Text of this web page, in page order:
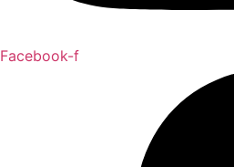
Facebook-f